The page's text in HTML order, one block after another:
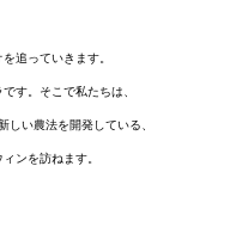
追っていきます。
す。そこで私たちは、
しい農法を開発している、
ンを訪ねます。